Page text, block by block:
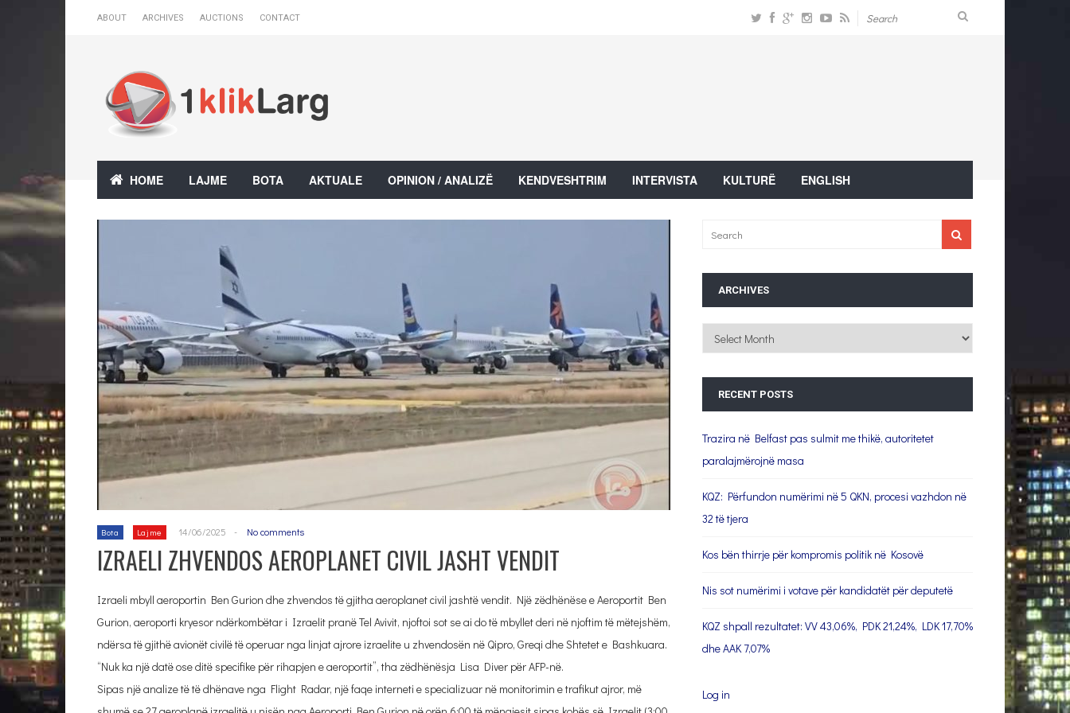
ABOUT ARCHIVES AUCTIONS CONTACT
HOME LAJME BOTA AKTUALE OPINION / ANALIZË KENDVESHTRIM INTERVISTA KULTURË ENGLISH
Bota Lajme 14/06/2025 - No comments
IZRAELI ZHVENDOS AEROPLANET CIVIL JASHT VENDIT
Izraeli mbyll aeroportin Ben Gurion dhe zhvendos të gjitha aeroplanet civil jashtë vendit. Një zëdhënëse e Aeroportit Ben
Gurion, aeroporti kryesor ndërkombëtar i Izraelit pranë Tel Avivit, njoftoi sot se ai do të mbyllet deri në njoftim të mëtejshëm,
ndërsa të gjithë avionët civilë të operuar nga linjat ajrore izraelite u zhvendosën në Qipro, Greqi dhe Shtetet e Bashkuara.
“Nuk ka një datë ose ditë specifike për rihapjen e aeroportit”, tha zëdhënësja Lisa Diver për AFP-në.
Sipas një analize të të dhënave nga Flight Radar, një faqe interneti e specializuar në monitorimin e trafikut ajror, më
ARCHIVES
Archives
RECENT POSTS
Trazira në Belfast pas sulmit me thikë, autoritetet
paralajmërojnë masa
KQZ: Përfundon numërimi në 5 QKN, procesi vazhdon në
32 të tjera
Kos bën thirrje për kompromis politik në Kosovë
Nis sot numërimi i votave për kandidatët për deputetë
KQZ shpall rezultatet: VV 43,06%, PDK 21,24%, LDK 17,70%
dhe AAK 7,07%
Log in